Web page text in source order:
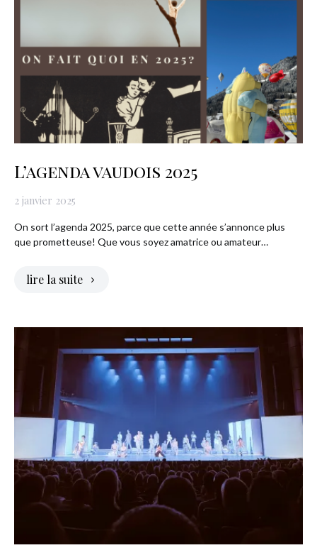
L’agenda vaudois 2025
2 janvier 2025
On sort l’agenda 2025, parce que cette année s’annonce plus
que prometteuse! Que vous soyez amatrice ou amateur…
lire la suite